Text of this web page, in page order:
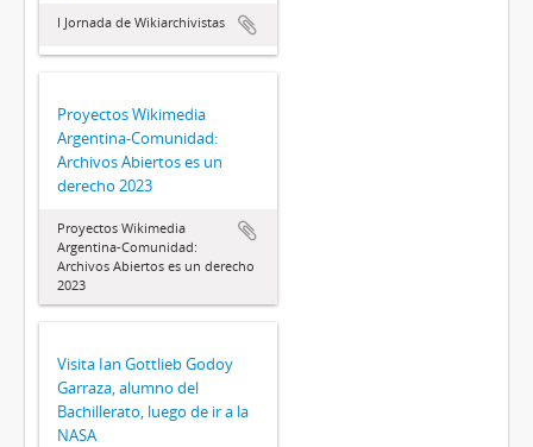
I Jornada de Wikiarchivistas
Proyectos Wikimedia
Argentina-Comunidad:
Archivos Abiertos es un
derecho 2023
Proyectos Wikimedia
Argentina-Comunidad:
Archivos Abiertos es un derecho
2023
Visita Ian Gottlieb Godoy
Garraza, alumno del
Bachillerato, luego de ir a la
NASA